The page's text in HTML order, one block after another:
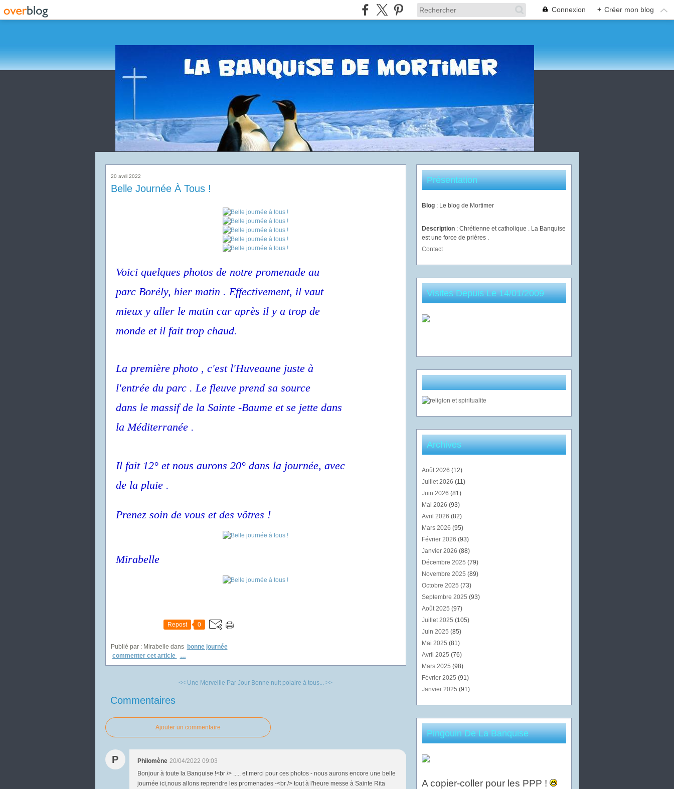
Connexion + Créer mon blog
20 avril 2022
Belle Journée À Tous !
Voici quelques photos de notre promenade au
parc Borély, hier matin . Effectivement, il vaut
mieux y aller le matin car après il y a trop de
monde et il fait trop chaud.
La première photo , c'est l'Huveaune juste à
l'entrée du parc . Le fleuve prend sa source
dans le massif de la Sainte -Baume et se jette dans
la Méditerranée .
Il fait 12° et nous aurons 20° dans la journée, avec
de la pluie .
Prenez soin de vous et des vôtres !
Mirabelle
Repost 0
Publié par : Mirabelle dans bonne journée
commenter cet article
…
<< Une Merveille Par Jour Bonne nuit polaire à tous... >>
Commentaires
Ajouter un commentaire
P Philomène 20/04/2022 09:03
Bonjour à toute la Banquise !<br /> ..... et merci pour ces photos - nous aurons encore une belle
journée ici,nous allons reprendre les promenades -<br /> tout à l'heure messe à Sainte Rita
Présentation
Blog : Le blog de Mortimer
Description : Chrétienne et catholique . La Banquise
est une force de prières .
Contact
Visites Depuis Le 14/01/2009
Archives
Août 2026 (12)
Juillet 2026 (11)
Juin 2026 (81)
Mai 2026 (93)
Avril 2026 (82)
Mars 2026 (95)
Février 2026 (93)
Janvier 2026 (88)
Décembre 2025 (79)
Novembre 2025 (89)
Octobre 2025 (73)
Septembre 2025 (93)
Août 2025 (97)
Juillet 2025 (105)
Juin 2025 (85)
Mai 2025 (81)
Avril 2025 (76)
Mars 2025 (98)
Février 2025 (91)
Janvier 2025 (91)
Pingouin De La Banquise
A copier-coller pour les PPP !